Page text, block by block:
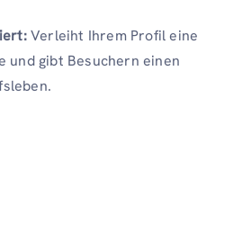
Verleiht Ihrem Profil eine
und gibt Besuchern einen